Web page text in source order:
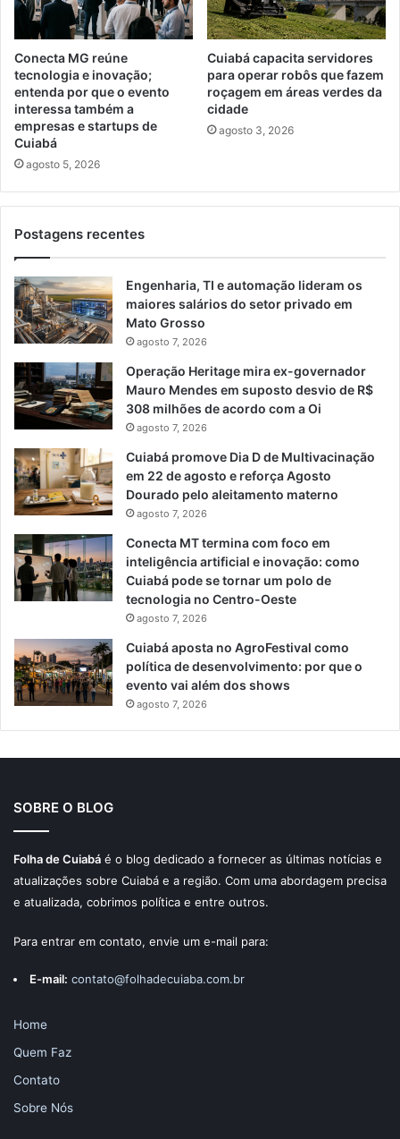
Conecta MG reúne
tecnologia e inovação;
entenda por que o evento
interessa também a
empresas e startups de
Cuiabá
agosto 5, 2026
Cuiabá capacita servidores
para operar robôs que fazem
roçagem em áreas verdes da
cidade
agosto 3, 2026
Postagens recentes
Engenharia, TI e automação lideram os
maiores salários do setor privado em
Mato Grosso
agosto 7, 2026
Operação Heritage mira ex-governador
Mauro Mendes em suposto desvio de R$
308 milhões de acordo com a Oi
agosto 7, 2026
Cuiabá promove Dia D de Multivacinação
em 22 de agosto e reforça Agosto
Dourado pelo aleitamento materno
agosto 7, 2026
Conecta MT termina com foco em
inteligência artificial e inovação: como
Cuiabá pode se tornar um polo de
tecnologia no Centro-Oeste
agosto 7, 2026
Cuiabá aposta no AgroFestival como
política de desenvolvimento: por que o
evento vai além dos shows
agosto 7, 2026
SOBRE O BLOG
Folha de Cuiabá é o blog dedicado a fornecer as últimas notícias e
atualizações sobre Cuiabá e a região. Com uma abordagem precisa
e atualizada, cobrimos política e entre outros.
Para entrar em contato, envie um e-mail para:
E-mail: contato@folhadecuiaba.com.br
Home
Quem Faz
Contato
Sobre Nós